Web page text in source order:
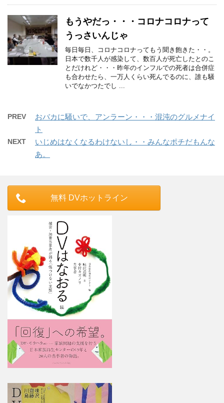
もうやだっ・・・コロナコロナって
うっさいんじゃ
毎日毎日、コロナコロナってもう聞き飽きた・・。
日本で数千人が感染して、数百人が死亡したとのこ
とだけれど・・・昨年のインフルでの死者は合併症
も合わせたら、一万人くらい死んでるのに、誰も騒
いでなかつたでし ...
PREV
おバカに騒いで、アンラーン・・・混沌のグルメナイ
ト
NEXT
いじめはなくなるわけないし・・みんなポチだもんな
あ。
無料 DVホットライン